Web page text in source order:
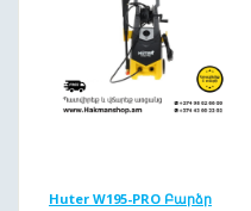
Huter W195-PRO Բարձր